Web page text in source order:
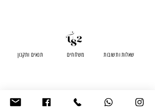
תנאים ותקנון שאלות ותשובות משלוחים